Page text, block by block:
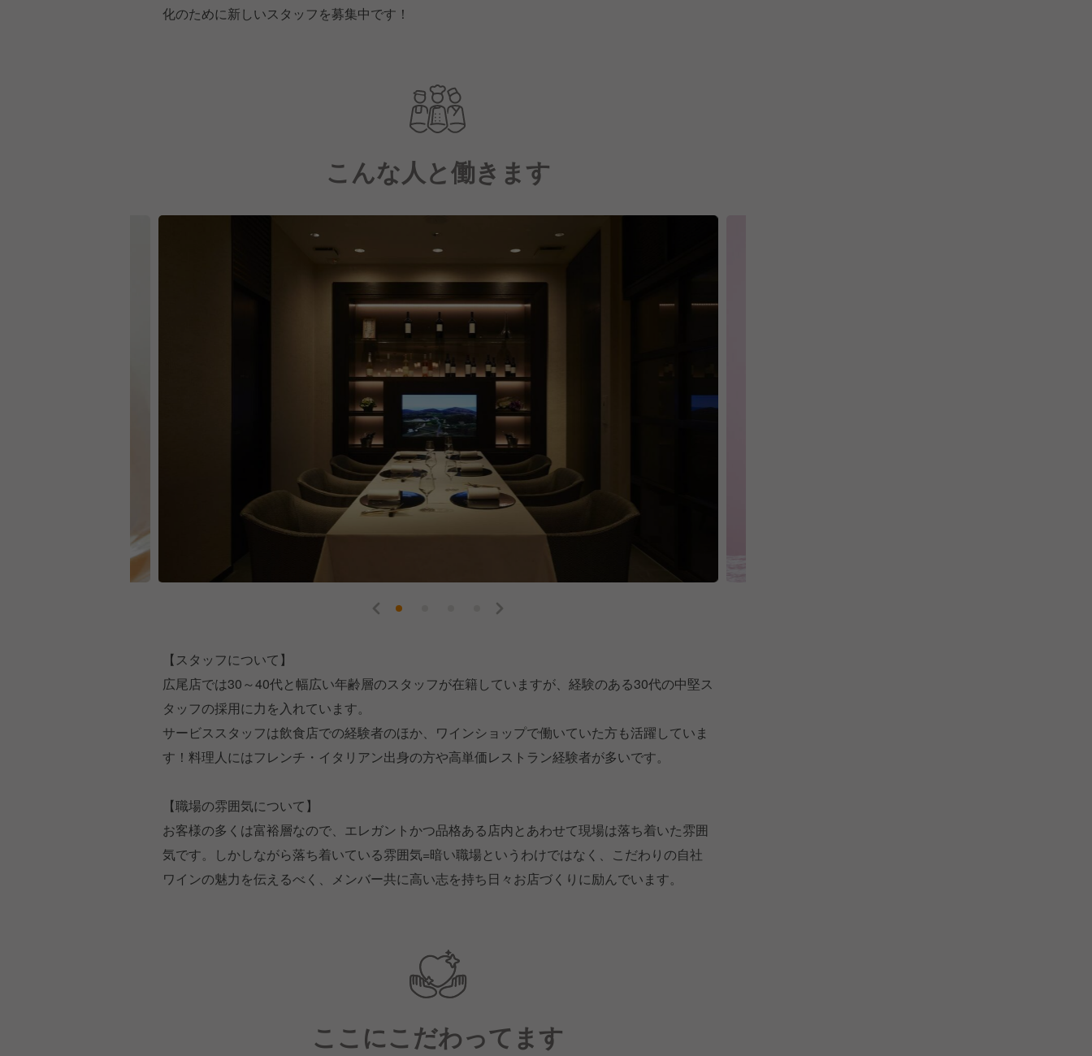
化のために新しいスタッフを募集中です！
こんな人と働きます
【スタッフについて】
広尾店では30～40代と幅広い年齢層のスタッフが在籍していますが、経験のある30代の中堅ス
タッフの採用に力を入れています。
サービススタッフは飲食店での経験者のほか、ワインショップで働いていた方も活躍していま
す！料理人にはフレンチ・イタリアン出身の方や高単価レストラン経験者が多いです。
【職場の雰囲気について】
お客様の多くは富裕層なので、エレガントかつ品格ある店内とあわせて現場は落ち着いた雰囲
気です。しかしながら落ち着いている雰囲気=暗い職場というわけではなく、こだわりの自社
ワインの魅力を伝えるべく、メンバー共に高い志を持ち日々お店づくりに励んでいます。
ここにこだわってます